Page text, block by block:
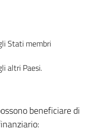
Stati membri
altri Paesi.
beneficiare di